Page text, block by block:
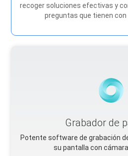
recoger soluciones efectivas y
preguntas que tienen con
Grabador de
Potente software de grabación
su pantalla con cámara